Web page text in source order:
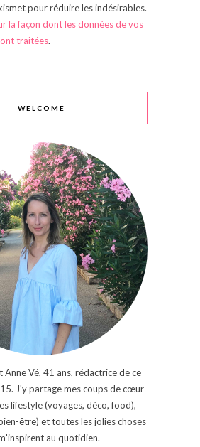
pour réduire les indésirables.
la façon dont les données de vos
traitées.
WELCOME
Anne Vé, 41 ans, rédactrice de ce
J'y partage mes coups de cœur
lifestyle (voyages, déco, food),
être) et toutes les jolies choses
au quotidien.